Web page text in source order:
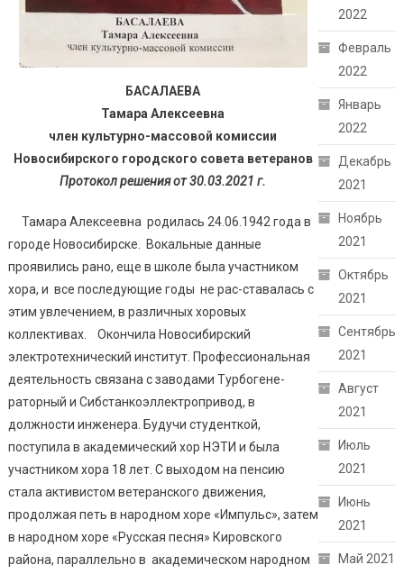
БАСАЛАЕВА
Тамара Алексеевна
член культурно-массовой комиссии
Новосибирского городского совета ветеранов
Протокол решения от 30.03.2021 г.
Тамара Алексеевна родилась 24.06.1942 года в
городе Новосибирске. Вокальные данные
проявились рано, еще в школе была участником
хора, и все последующие годы не рас-ставалась с
этим увлечением, в различных хоровых
коллективах. Окончила Новосибирский
электротехнический институт. Профессиональная
деятельность связана с заводами Турбогене-
раторный и Сибстанкоэллектропривод, в
должности инженера. Будучи студенткой,
поступила в академический хор НЭТИ и была
участником хора 18 лет. С выходом на пенсию
стала активистом ветеранского движения,
продолжая петь в народном хоре «Импульс», затем
в народном хоре «Русская песня» Кировского
района, параллельно в академическом народном
2022
Февраль
2022
Январь
2022
Декабрь
2021
Ноябрь
2021
Октябрь
2021
Сентябрь
2021
Август
2021
Июль
2021
Июнь
2021
Май 2021